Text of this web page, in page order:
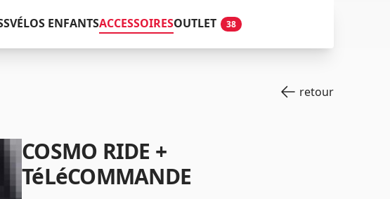
VÉLOS ENFANTSACCESSOIRESOUTLET 38
retour
COSMO RIDE +
TéLéCOMMANDE